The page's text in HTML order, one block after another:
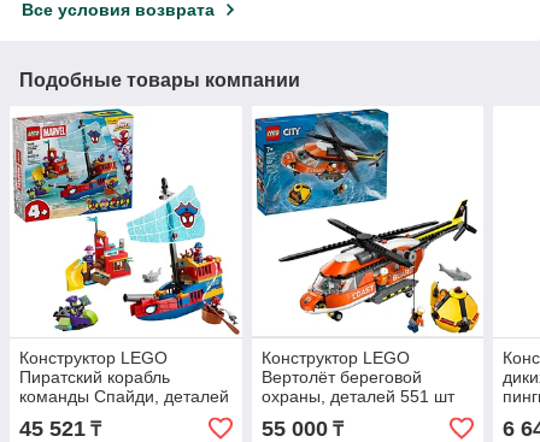
Все условия возврата
Подобные товары компании
Конструктор LEGO
Пиратский корабль
команды Спайди, деталей
45 521 ₸
Конструктор LEGO
Вертолёт береговой
охраны, деталей 551 шт
55 000₸ 6